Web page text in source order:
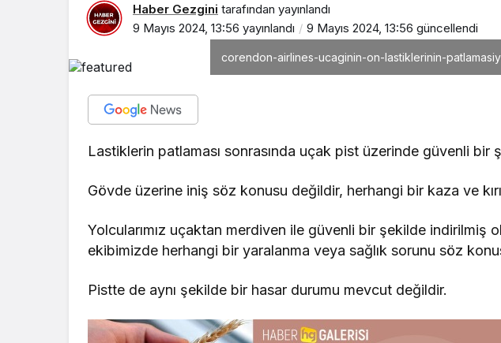
Haber Gezgini tarafından yayınlandı
9 Mayıs 2024, 13:56 yayınlandı 9 Mayıs 2024, 13:56 güncellendi
corendon-airlines-ucaginin-on-lastiklerinin-
Lastiklerin patlaması sonrasında uçak pist üzerinde güvenli bir
Gövde üzerine iniş söz konusu değildir, herhangi bir kaza ve
Yolcularımız uçaktan merdiven ile güvenli bir şekilde indirilmiş
ekibimizde herhangi bir yaralanma veya sağlık sorunu söz
Pistte de aynı şekilde bir hasar durumu mevcut değildir.